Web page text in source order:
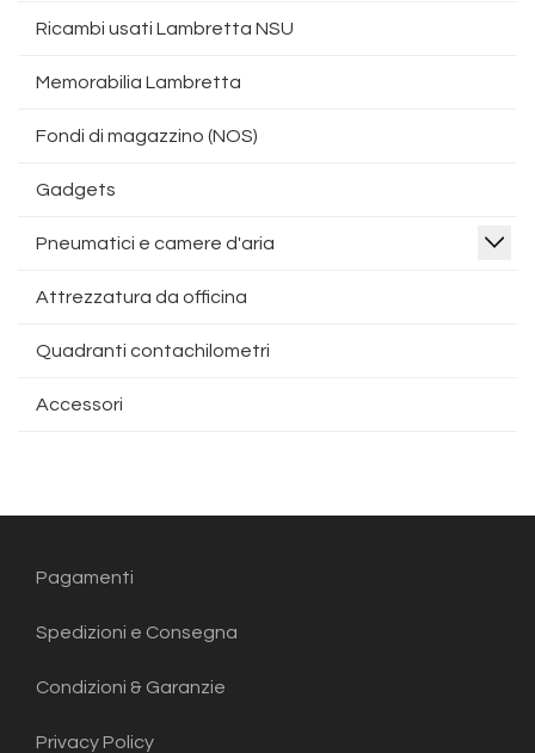
Ricambi usati Lambretta NSU
Memorabilia Lambretta
Fondi di magazzino (NOS)
Gadgets
Pneumatici e camere d'aria
Attrezzatura da officina
Quadranti contachilometri
Accessori
Pagamenti
Spedizioni e Consegna
Condizioni & Garanzie
Privacy Policy